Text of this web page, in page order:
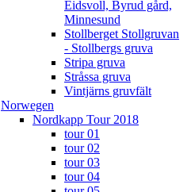
Eidsvoll, Byrud gård,
Minnesund
Stollberget Stollgruvan
- Stollbergs gruva
Stripa gruva
Stråssa gruva
Vintjärns gruvfält
Norwegen
Nordkapp Tour 2018
tour 01
tour 02
tour 03
tour 04